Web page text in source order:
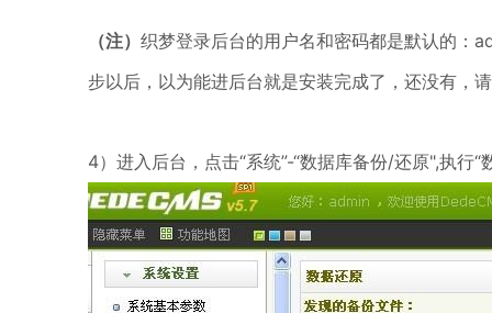
（注） 织梦登录后台的用户名和密码都是默认的：
步以后，以为能进后台就是安装完成了，还没有，
4）进入后台，点击“系统”-“数据库备份/还原",执行“